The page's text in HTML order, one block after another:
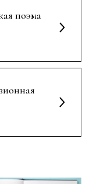
поэма